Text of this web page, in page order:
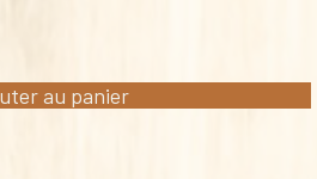
au panier